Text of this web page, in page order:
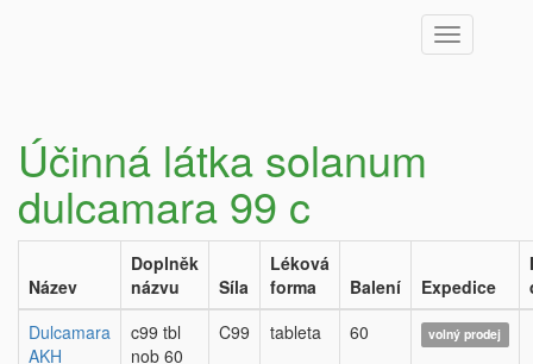
Toggle
navigation
Účinná látka solanum
dulcamara 99 c
Název
Doplněk
názvu
Síla
Léková
forma
Balení Expedice
Dulcamara
AKH
c99 tbl
nob 60
C99 tableta 60 volný prodej